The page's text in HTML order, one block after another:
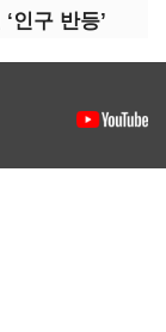
인구 반등’